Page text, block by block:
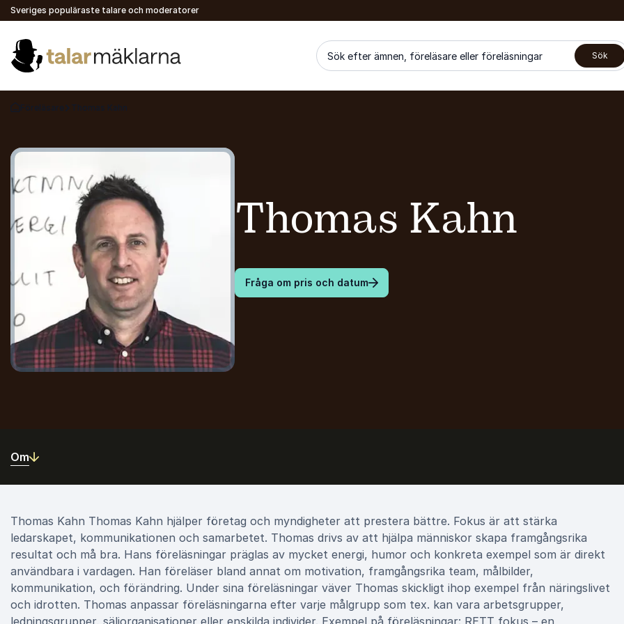
Sveriges populäraste talare och moderatorer
Sök efter ämnen, föreläsare eller föreläsningar Sök
Gå tillbaka till startsidan
Föreläsare Thomas Kahn
Thomas Kahn
Fråga om pris och datum
Om
Thomas Kahn Thomas Kahn hjälper företag och myndigheter att prestera bättre. Fokus är att stärka
ledarskapet, kommunikationen och samarbetet. Thomas drivs av att hjälpa människor skapa framgångsrika
resultat och må bra. Hans föreläsningar präglas av mycket energi, humor och konkreta exempel som är direkt
användbara i vardagen. Han föreläser bland annat om motivation, framgångsrika team, målbilder,
kommunikation, och förändring. Under sina föreläsningar väver Thomas skickligt ihop exempel från näringslivet
och idrotten. Thomas anpassar föreläsningarna efter varje målgrupp som tex. kan vara arbetsgrupper,
ledningsgrupper, säljorganisationer eller enskilda individer. Exempel på föreläsningar: RETT fokus – en